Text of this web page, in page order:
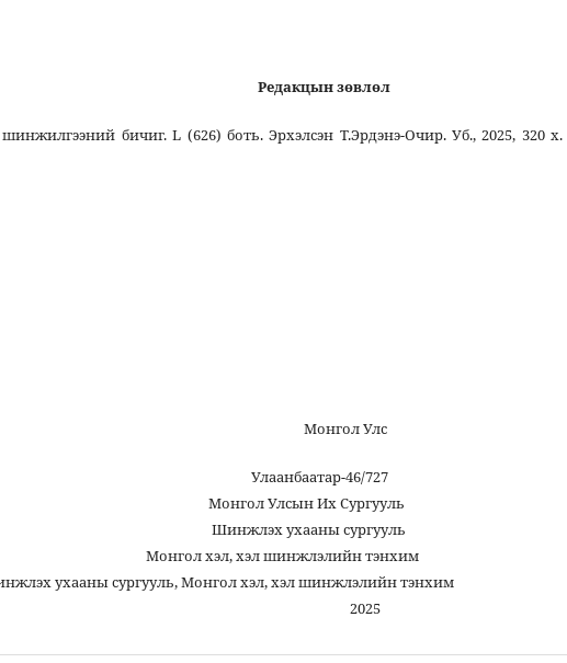
Редакцын зөвлөл
бичиг. L (626) боть. Эрхэлсэн Т.Эрдэнэ-Очир. Уб., 2025, 320 х.
Улс
46/727
Их Сургууль
сургууль
шинжлэлийн тэнхим
Монгол хэл, хэл шинжлэлийн тэнхим